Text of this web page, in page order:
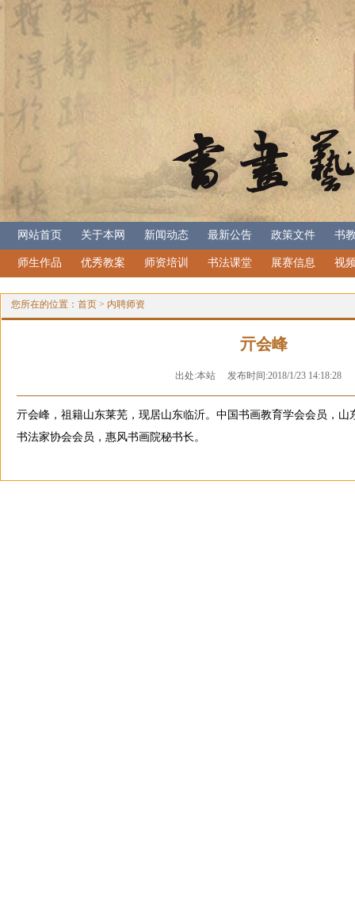
网站首页 关于本网 新闻动态 最新公告 政策文件 书
师生作品 优秀教案 师资培训 书法课堂 展赛信息 视
您所在的位置： 首页 > 内聘师资
亓会峰
出处:本站 发布时间:2018/1/23 14:18:28
亓会峰，祖籍山东莱芜，现居山东临沂。中国书画教育学会会员，山
书法家协会会员，惠风书画院秘书长。